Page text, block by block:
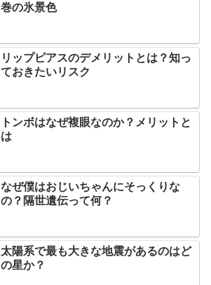
巻の氷景色
リップピアスのデメリットとは？知っ
ておきたいリスク
トンボはなぜ複眼なのか？メリットと
は
なぜ僕はおじいちゃんにそっくりな
の？隔世遺伝って何？
太陽系で最も大きな地震があるのはど
の星か？